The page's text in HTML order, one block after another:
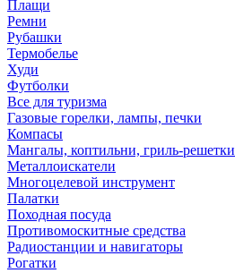
Плащи
Ремни
Рубашки
Термобелье
Худи
Футболки
Все для туризма
Газовые горелки, лампы, печки
Компасы
Мангалы, коптильни, гриль-решетки
Металлоискатели
Многоцелевой инструмент
Палатки
Походная посуда
Противомоскитные средства
Радиостанции и навигаторы
Рогатки